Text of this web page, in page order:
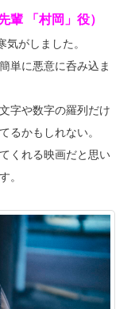
輩 「村岡」役）
がしました。
単に悪意に呑み込ま
字や数字の羅列だけ
るかもしれない。
くれる映画だと思い
。